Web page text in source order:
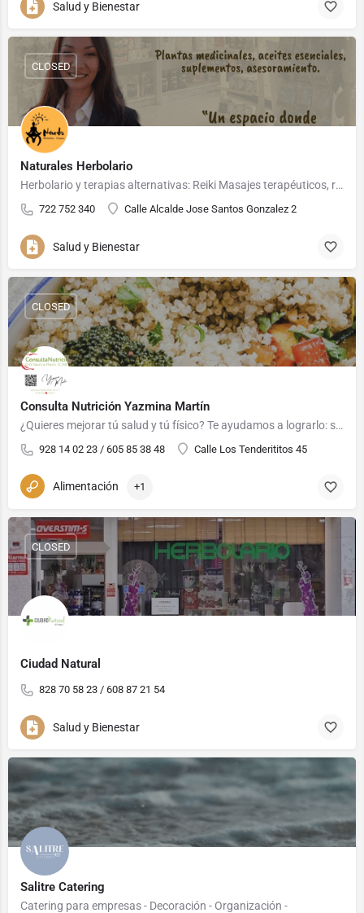
Salud y Bienestar
Naturales Herbolario
Herbolario y terapias alternativas: Reiki Masajes terapéuticos, relajantes, orientales, drenaje…
722 752 340 Calle Alcalde Jose Santos Gonzalez 2
CLOSED
Salud y Bienestar
Consulta Nutrición Yazmina Martín
¿Quieres mejorar tú salud y tú físico? Te ayudamos a lograrlo: salud hormonal de la mujer, nutrición…
928 14 02 23 / 605 85 38 48 Calle Los Tenderititos 45
CLOSED
Alimentación +1
Ciudad Natural
828 70 58 23 / 608 87 21 54
CLOSED
Salud y Bienestar
Salitre Catering
Catering para empresas - Decoración - Organización -